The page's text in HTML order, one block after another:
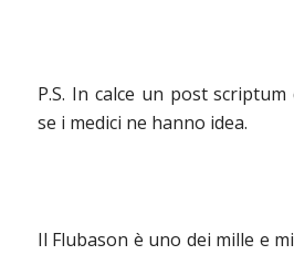
P.S. In calce un post
se i medici ne hanno idea.
Il Flubason è uno dei mille e